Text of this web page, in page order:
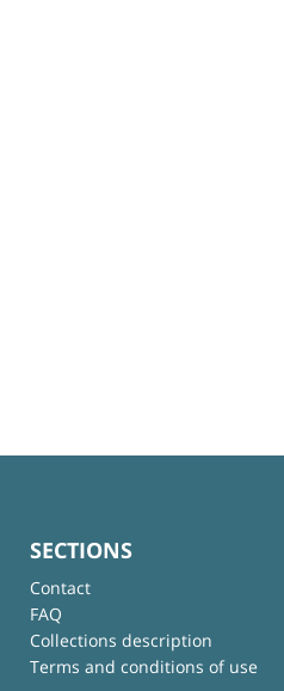
SECTIONS
Contact
FAQ
Collections description
Terms and conditions of use